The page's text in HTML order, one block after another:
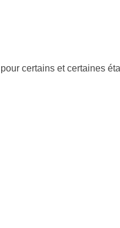
certains et certaines